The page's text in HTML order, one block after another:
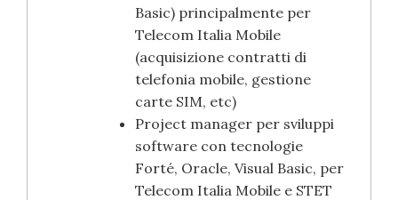
Basic) principalmente per
Telecom Italia Mobile
(acquisizione contratti di
telefonia mobile, gestione
carte SIM, etc)
Project manager per sviluppi
software con tecnologie
Forté, Oracle, Visual Basic, per
Telecom Italia Mobile e STET